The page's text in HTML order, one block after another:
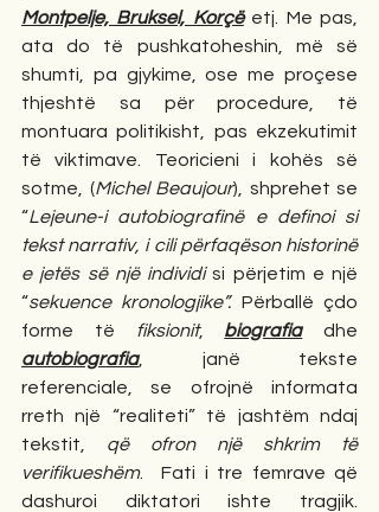
Montpelje, Bruksel, Korçë etj. Me pas,
ata do të pushkatoheshin, më së
shumti, pa gjykime, ose me proçese
thjeshtë sa për procedure, të
montuara politikisht, pas ekzekutimit
të viktimave. Teoricieni i kohës së
sotme, (Michel Beaujour), shprehet se
“Lejeune-i autobiografinë e definoi si
tekst narrativ, i cili përfaqëson historinë
e jetës së një individi si përjetim e një
“sekuence kronologjike”. Përballë çdo
forme të
fiksionit, biografia
autobiografia, janë tekste
referenciale, se ofrojnë informata
rreth një “realiteti” të jashtëm ndaj
tekstit, që ofron një shkrim të
verifikueshëm.  Fati i tre femrave që
dashuroi diktatori ishte tragjik.